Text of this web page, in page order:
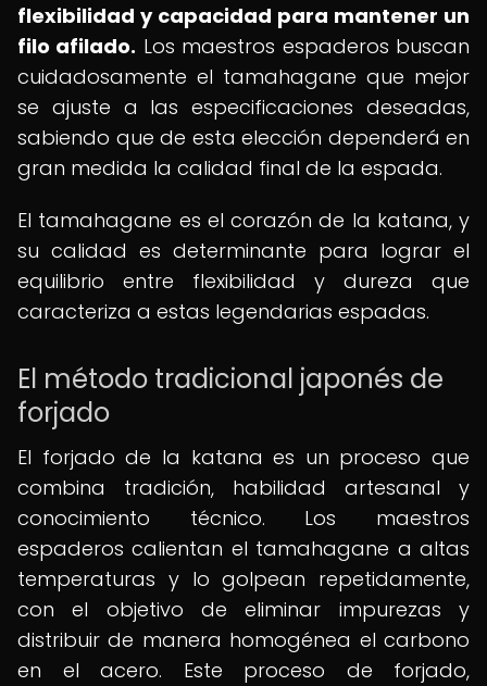
flexibilidad y capacidad para mantener un
filo afilado. Los maestros espaderos buscan
cuidadosamente el tamahagane que mejor
se ajuste a las especificaciones deseadas,
sabiendo que de esta elección dependerá en
gran medida la calidad final de la espada.
El tamahagane es el corazón de la katana, y
su calidad es determinante para lograr el
equilibrio entre flexibilidad y dureza que
caracteriza a estas legendarias espadas.
El método tradicional japonés de
forjado
El forjado de la katana es un proceso que
combina tradición, habilidad artesanal y
conocimiento técnico. Los maestros
espaderos calientan el tamahagane a altas
temperaturas y lo golpean repetidamente,
con el objetivo de eliminar impurezas y
distribuir de manera homogénea el carbono
en el acero. Este proceso de forjado,